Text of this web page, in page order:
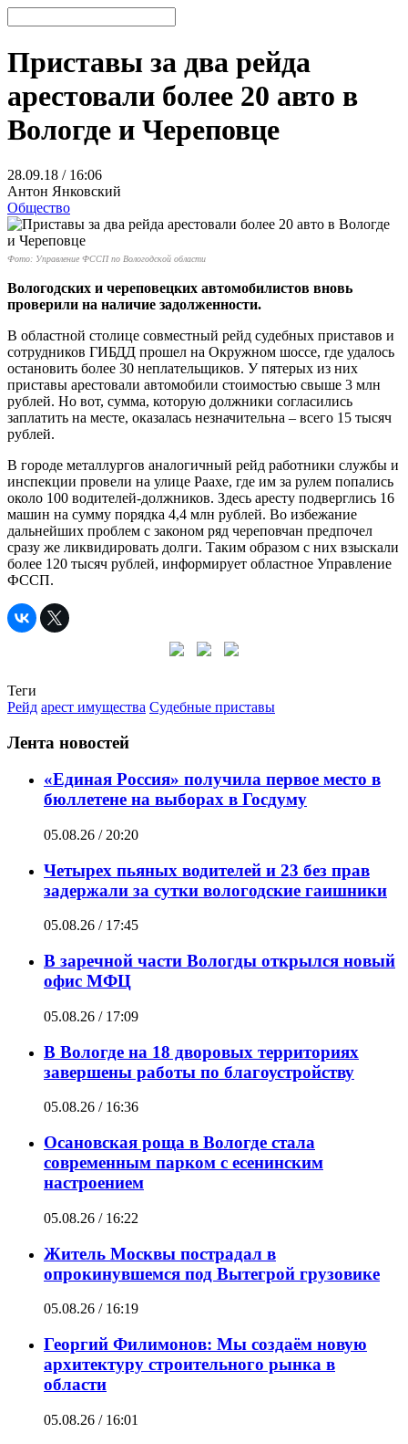
Приставы за два рейда
арестовали более 20 авто в
Вологде и Череповце
28.09.18 / 16:06
Антон Янковский
Общество
Фото: Управление ФССП по Вологодской области
Вологодских и череповецких автомобилистов вновь
проверили на наличие задолженности.
В областной столице совместный рейд судебных приставов и
сотрудников ГИБДД прошел на Окружном шоссе, где удалось
остановить более 30 неплательщиков. У пятерых из них
приставы арестовали автомобили стоимостью свыше 3 млн
рублей. Но вот, сумма, которую должники согласились
заплатить на месте, оказалась незначительна – всего 15 тысяч
рублей.
В городе металлургов аналогичный рейд работники службы и
инспекции провели на улице Раахе, где им за рулем попались
около 100 водителей-должников. Здесь аресту подверглись 16
машин на сумму порядка 4,4 млн рублей. Во избежание
дальнейших проблем с законом ряд череповчан предпочел
сразу же ликвидировать долги. Таким образом с них взыскали
более 120 тысяч рублей, информирует областное Управление
ФССП.
Теги
Рейд арест имущества Судебные приставы
Лента новостей
«Единая Россия» получила первое место в
бюллетене на выборах в Госдуму
05.08.26 / 20:20
Четырех пьяных водителей и 23 без прав
задержали за сутки вологодские гаишники
05.08.26 / 17:45
В заречной части Вологды открылся новый
офис МФЦ
05.08.26 / 17:09
В Вологде на 18 дворовых территориях
завершены работы по благоустройству
05.08.26 / 16:36
Осановская роща в Вологде стала
современным парком с есенинским
настроением
05.08.26 / 16:22
Житель Москвы пострадал в
опрокинувшемся под Вытегрой грузовике
05.08.26 / 16:19
Георгий Филимонов: Мы создаём новую
архитектуру строительного рынка в
области
05.08.26 / 16:01